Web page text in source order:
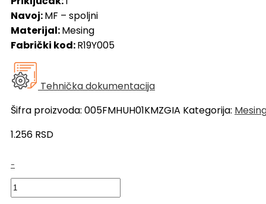
Navoj:MF – spoljni
Materijal:Mesing
Fabrički kod:R19Y005
Tehnička dokumentacija
Šifra proizvoda: 005FMHUH01KMZGIA Kategorija:
1.256 RSD
MS
holender
-